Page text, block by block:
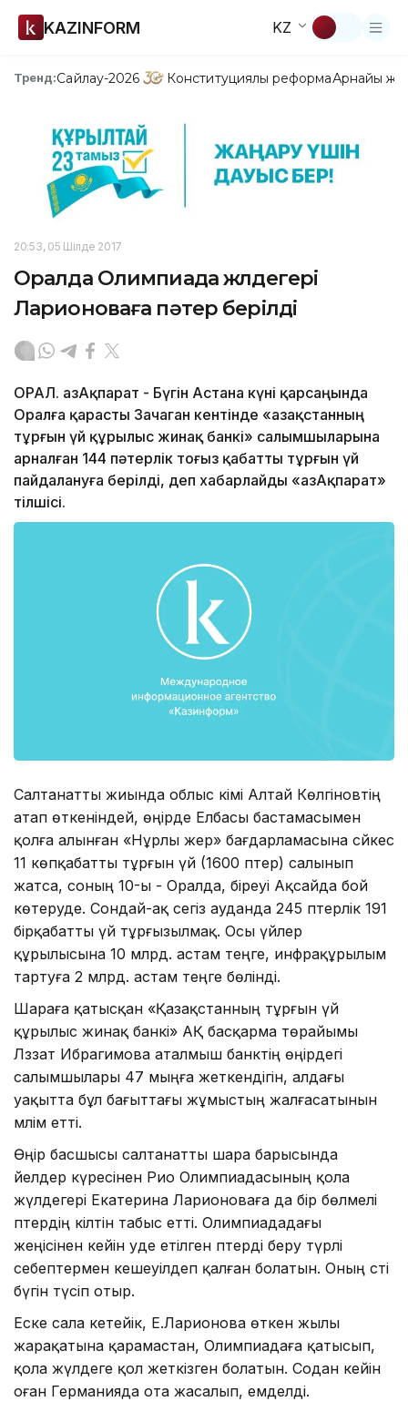
KAZINFORM KZ
Тренд:Сайлау-2026 Конституциялық реформаАрнайы
20:53, 05 Шілде 2017
Оралда Олимпиада жүлдегері
Ларионоваға пәтер берілді
ОРАЛ. ҚазАқпарат - Бүгін Астана күні қарсаңында
Оралға қарасты Зачаган кентінде «Қазақстанның
тұрғын үй құрылыс жинақ банкі» салымшыларына
арналған 144 пәтерлік тоғыз қабатты тұрғын үй
пайдалануға берілді, деп хабарлайды «ҚазАқпарат»
тілшісі.
Салтанатты жиында облыс әкімі Алтай Көлгіновтің
атап өткеніндей, өңірде Елбасы бастамасымен
қолға алынған «Нұрлы жер» бағдарламасына сәйкес
11 көпқабатты тұрғын үй (1600 пәтер) салынып
жатса, соның 10-ы - Оралда, біреуі Ақсайда бой
көтеруде. Сондай-ақ сегіз ауданда 245 пәтерлік 191
бірқабатты үй тұрғызылмақ. Осы үйлер
құрылысына 10 млрд. астам теңге, инфрақұрылым
тартуға 2 млрд. астам теңге бөлінді.
Шараға қатысқан «Қазақстанның тұрғын үй
құрылыс жинақ банкі» АҚ басқарма төрайымы
Ләззат Ибрагимова аталмыш банктің өңірдегі
салымшылары 47 мыңға жеткендігін, алдағы
уақытта бұл бағыттағы жұмыстың жалғасатынын
мәлім етті.
Өңір басшысы салтанатты шара барысында
әйелдер күресінен Рио Олимпиадасының қола
жүлдегері Екатерина Ларионоваға да бір бөлмелі
пәтердің кілтін табыс етті. Олимпиададағы
жеңісінен кейін уәде етілген пәтерді беру түрлі
себептермен кешеуілдеп қалған болатын. Оның сәті
бүгін түсіп отыр.
Еске сала кетейік, Е.Ларионова өткен жылы
жарақатына қарамастан, Олимпиадаға қатысып,
қола жүлдеге қол жеткізген болатын. Содан кейін
оған Германияда ота жасалып, емделді.